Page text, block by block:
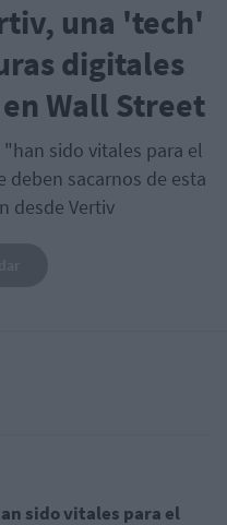
una 'tech'
digitales
Wall Street
sido vitales para el
deben sacarnos de esta
desde Vertiv
sido vitales para el